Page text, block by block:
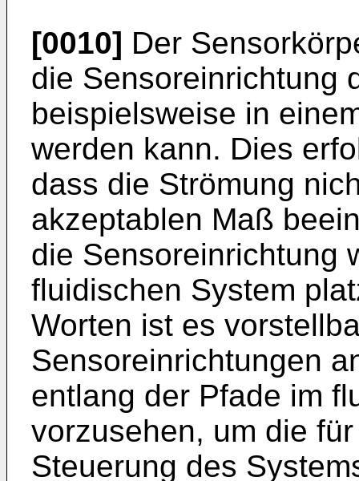
[0010] Der
die Sensoreinrichtung
beispielsweise in
werden kann. Dies
dass die Strömung
akzeptablen Maß
die Sensoreinrichtung
fluidischen System
Worten ist es
Sensoreinrichtungen
entlang der Pfade im
vorzusehen, um die
Steuerung des